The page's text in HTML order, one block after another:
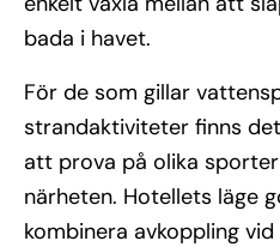
bada i havet.
För de som gillar
strandaktiviteter finns
att prova på olika
närheten. Hotellets läge
kombinera avkoppling